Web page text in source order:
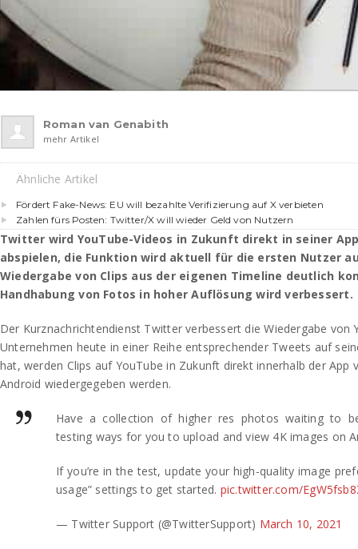
Roman van Genabith
mehr Artikel
Ähnliche Artikel
Fördert Fake-News: EU will bezahlte Verifizierung auf X verbieten
Zahlen fürs Posten: Twitter/X will wieder Geld von Nutzern
Twitter wird YouTube-Videos in Zukunft direkt in seiner
abspielen, die Funktion wird aktuell für die ersten Nutzer
Wiedergabe von Clips aus der eigenen Timeline deutlich
Handhabung von Fotos in hoher Auflösung wird verbessert.
Der Kurznachrichtendienst Twitter verbessert die Wiedergabe von
Unternehmen heute in einer Reihe entsprechender Tweets auf
hat, werden Clips auf YouTube in Zukunft direkt innerhalb der App
Android wiedergegeben werden.
Have a collection of higher res photos waiting to be
testing ways for you to upload and view 4K images on
If you’re in the test, update your high-quality image
usage” settings to get started. pic.twitter.com/
— Twitter Support (@TwitterSupport) March 10, 2021